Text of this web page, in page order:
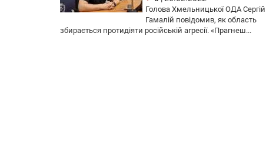
Голова Хмельницької ОДА Сергій
Гамалій повідомив, як область
збирається протидіяти російській агресії. «Прагнеш...